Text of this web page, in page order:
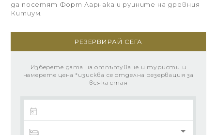
да посетят Форт Ларнака и руините на древния
Китиум.
РЕЗЕРВИРАЙ СЕГА
Изберете дата на отпътуване и туристи и
намерете цена *изисква се отделна резервация за
всяка стая